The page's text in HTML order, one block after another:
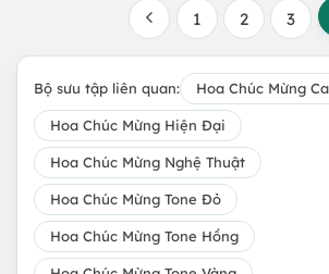
1 2 3
Bộ sưu tập liên quan: Hoa Chúc Mừng
Hoa Chúc Mừng Hiện Đại
Hoa Chúc Mừng Nghệ Thuật
Hoa Chúc Mừng Tone Đỏ
Hoa Chúc Mừng Tone Hồng